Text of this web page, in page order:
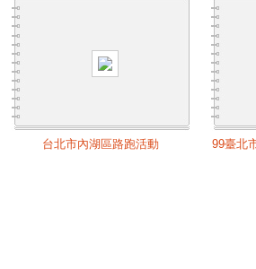
台北市內湖區路跑活動 99臺北